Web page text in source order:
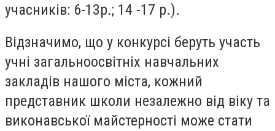
учасників: 6-13р.; 14 -17 р.).
Відзначимо, що у конкурсі беруть участь
учні загальноосвітніх навчальних
закладів нашого міста, кожний
представник школи незалежно від віку та
виконавської майстерності може стати